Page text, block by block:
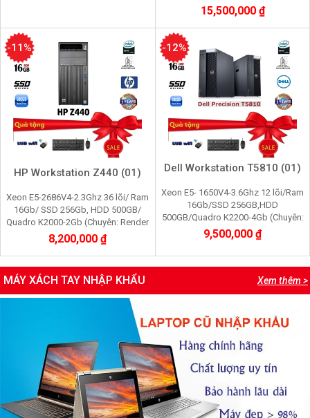
3d,Edit video máy ảo,cầy giả lập
game, youtube, tiktok)
15,500,000 ₫
HP Workstation Z440 (01)
Xeon E5-2686V4-2.3Ghz 36 lõi/ Ram
16Gb/ SSD 256Gb, HDD 500GB/
Quadro K2000-2Gb (Chuyên: Render
3d, film 2K, máy ảo vmware, cầy Pi
node, youtube)
8,200,000 ₫
-11%
Dell Workstation T5810 (01)
Xeon E5- 1650V4-3.6Ghz 12 lõi/Ram
16Gb/SSD 256GB,HDD
500GB/Quadro K2200-4Gb (Chuyên:
Render 3d,Edit video máy ảo,cầy giả
lập game, youtube, tiktok)
9,500,000 ₫
-12%
Xem thêm >
MÁY XÁCH TAY NHẬP KHẨU